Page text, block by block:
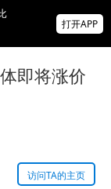
打开APP
即将涨价
访问TA的主页